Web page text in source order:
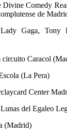
Comedy
de
Gaga, Tony
Caracol
(La Pera)
Center
del Egaleo
(Madrid)